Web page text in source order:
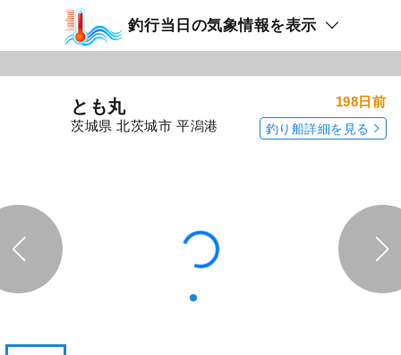
釣行当日の気象情報を表示
とも丸
茨城県 北茨城市 平潟港
198日前
釣り船詳細を見る